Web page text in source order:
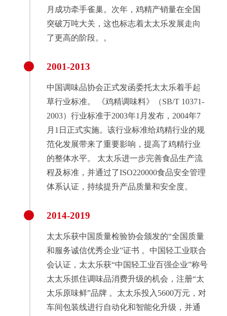
月成功牵手雀巢。次年，鸡精产销量在全国
突破万吨大关，这也标志着太太乐发展走向
了更高的阶段。。
2001-2013
中国调味品协会正式发函委托太太乐着手起
草行业标准。 《鸡精调味料》（SB/T 10371-
2003）行业标准于2003年1月发布，2004年7
月1日正式实施。该行业标准给鸡精行业的规
范化发展带来了重要影响，提高了鸡精行业
的整体水平。 太太乐进一步完善食品生产流
程及标准，并通过了ISO220000食品安全管理
体系认证，持续提升产品质量和安全度。
2014-2019
太太乐获中国质量检验协会颁发的“全国质量
和服务诚信优秀企业”证书 。中国轻工业联合
会认证，太太乐获“中国轻工业百强企业”称号
太太乐抓住调味品消费升级的机会，注册“太
太乐原味鲜”品牌 。太太乐投入5600万元，对
车间包装线进行自动化和智能化升级，并通